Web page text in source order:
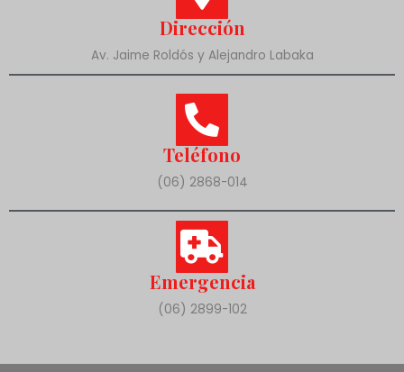
Dirección
Av. Jaime Roldós y Alejandro Labaka
Teléfono
(06) 2868-014
Emergencia
(06) 2899-102